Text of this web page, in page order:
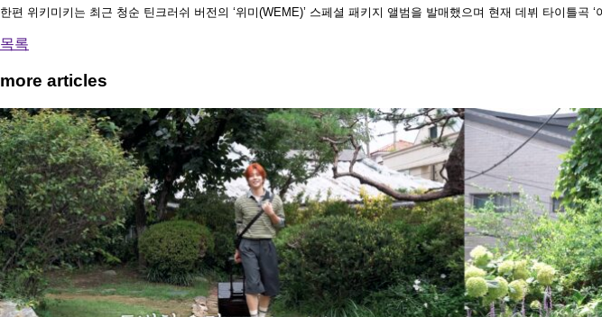
한편 위키미키는 최근 청순 틴크러쉬 버전의 ‘위미(WEME)’ 스페셜 패키지 앨범을 발매했으며 현재 데뷔 타이틀곡
목록
more articles